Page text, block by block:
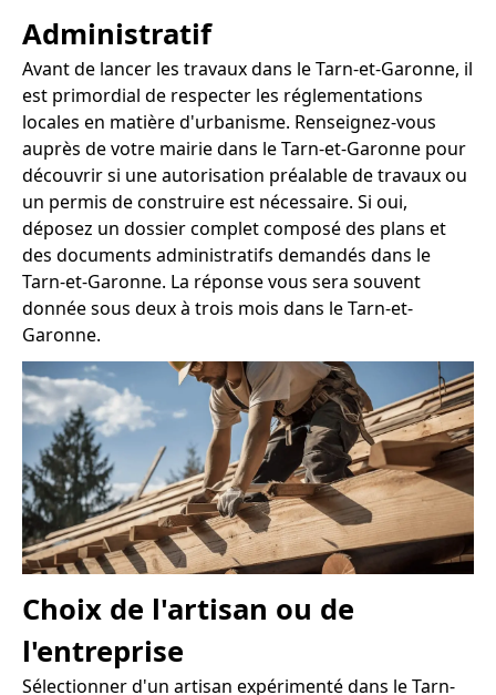
Administratif
Avant de lancer les travaux dans le Tarn-et-Garonne, il
est primordial de respecter les réglementations
locales en matière d'urbanisme. Renseignez-vous
auprès de votre mairie dans le Tarn-et-Garonne pour
découvrir si une autorisation préalable de travaux ou
un permis de construire est nécessaire. Si oui,
déposez un dossier complet composé des plans et
des documents administratifs demandés dans le
Tarn-et-Garonne. La réponse vous sera souvent
donnée sous deux à trois mois dans le Tarn-et-
Garonne.
Choix de l'artisan ou de
l'entreprise
Sélectionner d'un artisan expérimenté dans le Tarn-